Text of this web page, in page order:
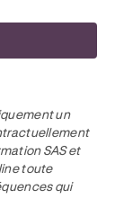
un
SAS et
toute
qui